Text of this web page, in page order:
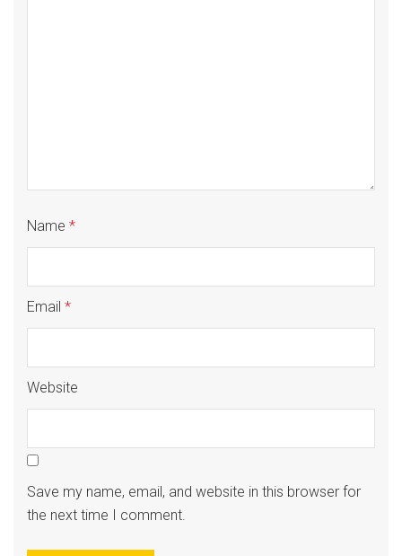
Name *
Email *
Website
Save my name, email, and website in this browser for
the next time I comment.